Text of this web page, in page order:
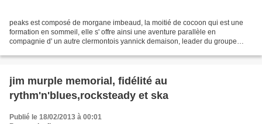
peaks est composé de morgane imbeaud, la moitié de cocoon qui est une
formation en sommeil, elle s' offre ainsi une aventure parallèle en
compagnie d' un autre clermontois yannick demaison, leader du groupe
jim murple memorial, fidélité au
rythm'n'blues,rocksteady et ska
Publié le 18/02/2013 à 00:01